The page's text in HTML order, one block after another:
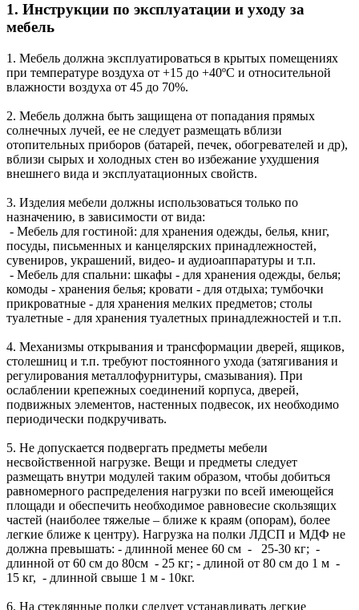
1. Инструкции по эксплуатации и уходу за
мебель
1. Мебель должна эксплуатироваться в крытых помещениях
при температуре воздуха от +15 до +40ºС и относительной
влажности воздуха от 45 до 70%.
2. Мебель должна быть защищена от попадания прямых
солнечных лучей, ее не следует размещать вблизи
отопительных приборов (батарей, печек, обогревателей и др),
вблизи сырых и холодных стен во избежание ухудшения
внешнего вида и эксплуатационных свойств.
3. Изделия мебели должны использоваться только по
назначению, в зависимости от вида:
- Мебель для гостиной: для хранения одежды, белья, книг,
посуды, письменных и канцелярских принадлежностей,
сувениров, украшений, видео- и аудиоаппаратуры и т.п.
- Мебель для спальни: шкафы - для хранения одежды, белья;
комоды - хранения белья; кровати - для отдыха; тумбочки
прикроватные - для хранения мелких предметов; столы
туалетные - для хранения туалетных принадлежностей и т.п.
4. Механизмы открывания и трансформации дверей, ящиков,
столешниц и т.п. требуют постоянного ухода (затягивания и
регулирования металлофурнитуры, смазывания). При
ослаблении крепежных соединений корпуса, дверей,
подвижных элементов, настенных подвесок, их необходимо
периодически подкручивать.
5. Не допускается подвергать предметы мебели
несвойственной нагрузке. Вещи и предметы следует
размещать внутри модулей таким образом, чтобы добиться
равномерного распределения нагрузки по всей имеющейся
площади и обеспечить необходимое равновесие скользящих
частей (наиболее тяжелые – ближе к краям (опорам), более
легкие ближе к центру). Нагрузка на полки ЛДСП и МДФ не
должна превышать: - длинной менее 60 см - 25-30 кг; -
длинной от 60 см до 80см - 25 кг; - длиной от 80 см до 1 м -
15 кг, - длинной свыше 1 м - 10кг.
6. На стеклянные полки следует устанавливать легкие